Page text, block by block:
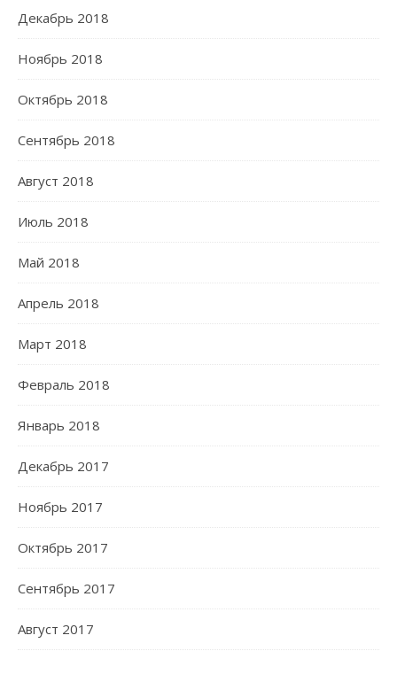
Декабрь 2018
Ноябрь 2018
Октябрь 2018
Сентябрь 2018
Август 2018
Июль 2018
Май 2018
Апрель 2018
Март 2018
Февраль 2018
Январь 2018
Декабрь 2017
Ноябрь 2017
Октябрь 2017
Сентябрь 2017
Август 2017